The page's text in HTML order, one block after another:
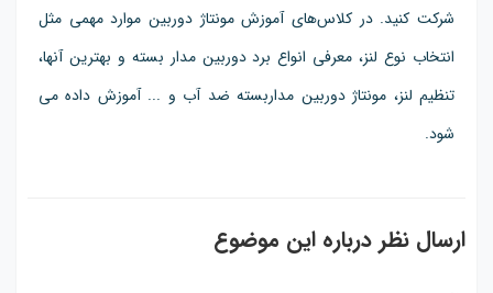
شرکت کنید. در کلاس‌های آموزش مونتاژ دوربین موارد مهمی مثل
انتخاب نوع لنز، معرفی انواع برد دوربین مدار بسته و بهترین آنها،
تنظیم لنز، مونتاژ دوربین مداربسته ضد آب و ... آموزش داده می
شود.
ارسال نظر درباره این موضوع